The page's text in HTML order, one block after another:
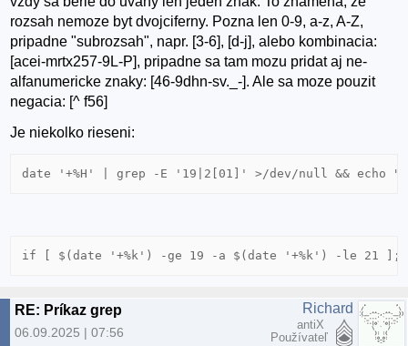
rozsah nemoze byt dvojciferny. Pozna len 0-9, a-z, A-Z,
pripadne "subrozsah", napr. [3-6], [d-j], alebo kombinacia:
[acei-mrtx257-9L-P], pripadne sa tam mozu pridat aj ne-
alfanumericke znaky: [46-9dhn-sv._-]. Ale sa moze pouzit
negacia: [^ f56]
Je niekolko rieseni:
if [ $(date '+%k') -ge 19 -a $(date '+%k') -le 21 ];
RE: Príkaz grep
06.09.2025 | 07:56
Richard
antiX
Používateľ